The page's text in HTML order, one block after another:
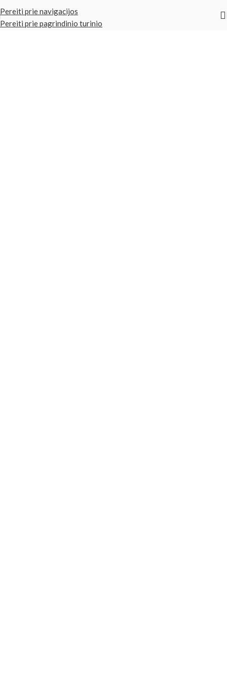
Pereiti prie navigacijos
Pereiti prie pagrindinio turinio